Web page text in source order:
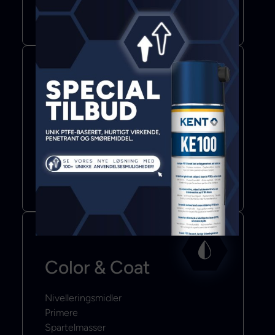
Mere info
Bond & Seal
Lim
Klæbebånd
Color & Coat
Nivelleringsmidler
Primere
Spartelmasser